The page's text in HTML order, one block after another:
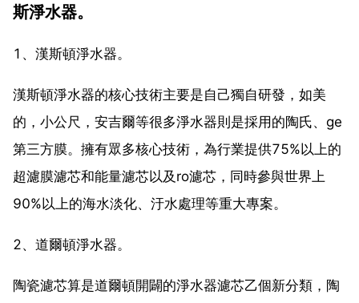
斯淨水器。
1、漢斯頓淨水器。
漢斯頓淨水器的核心技術主要是自己獨自研發，如美
的，小公尺，安吉爾等很多淨水器則是採用的陶氏、ge
第三方膜。擁有眾多核心技術，為行業提供75%以上的
超濾膜濾芯和能量濾芯以及ro濾芯，同時參與世界上
90%以上的海水淡化、汙水處理等重大專案。
2、道爾頓淨水器。
陶瓷濾芯算是道爾頓開闢的淨水器濾芯乙個新分類，陶